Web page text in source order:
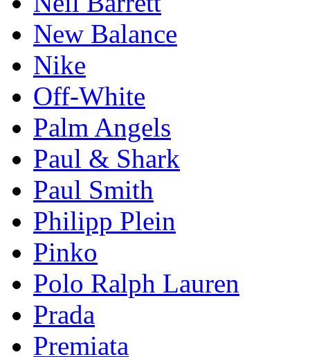
New Balance
Nike
Off-White
Palm Angels
Paul & Shark
Paul Smith
Philipp Plein
Pinkо
Polo Ralph Lauren
Prada
Premiata